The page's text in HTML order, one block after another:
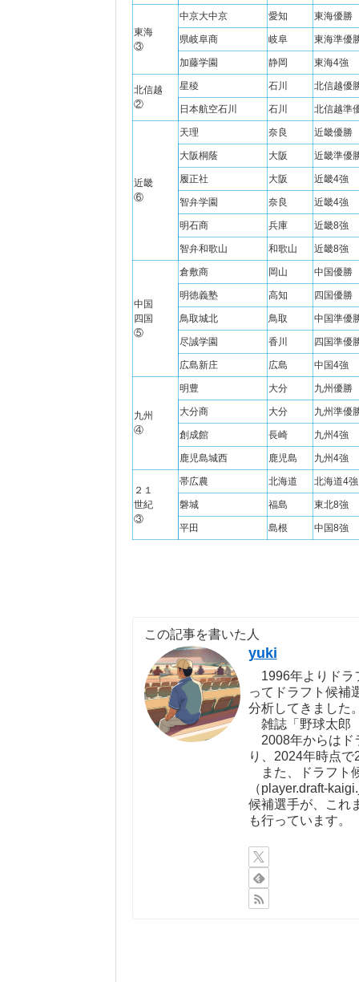
東海
③
中京大中京 愛知 東海優勝
県岐阜商 岐阜 東海準優
加藤学園 静岡 東海4強
北信越
②
星稜 石川 北信越優
日本航空石川 石川 北信越準
近畿
⑥
天理 奈良 近畿優勝
大阪桐蔭 大阪 近畿準優
履正社 大阪 近畿4強
智弁学園 奈良 近畿4強
明石商 兵庫 近畿8強
智弁和歌山 和歌山 近畿8強
中国
四国
⑤
倉敷商 岡山 中国優勝
明徳義塾 高知 四国優勝
鳥取城北 鳥取 中国準優
尽誠学園 香川 四国準優
広島新庄 広島 中国4強
九州
④
明豊 大分 九州優勝
大分商 大分 九州準優
創成館 長崎 九州4強
鹿児島城西 鹿児島 九州4強
２１
世紀
③
帯広農 北海道 北海道4強
磐城 福島 東北8強
平田 島根 中国8強
この記事を書いた人
yuki
1996年よりドラ
ってドラフト候補
分析してきました
雑誌「野球太郎
2008年からはド
り、2024年時点
また、ドラフト
（player.draft-
候補選手が、これ
も行っています。